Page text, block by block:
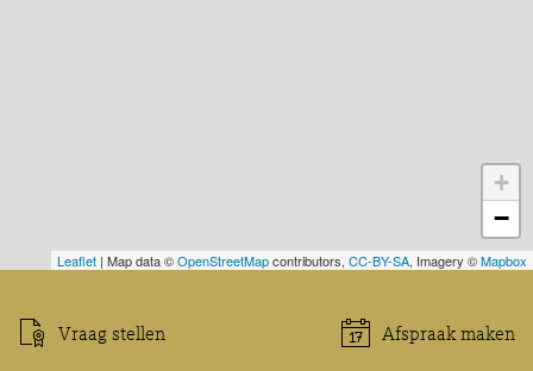
+
−
Leaflet | Map data ©OpenStreetMapcontributors, CC-BY-SA, Imagery ©Mapbox
Vraag stellen Afspraak maken